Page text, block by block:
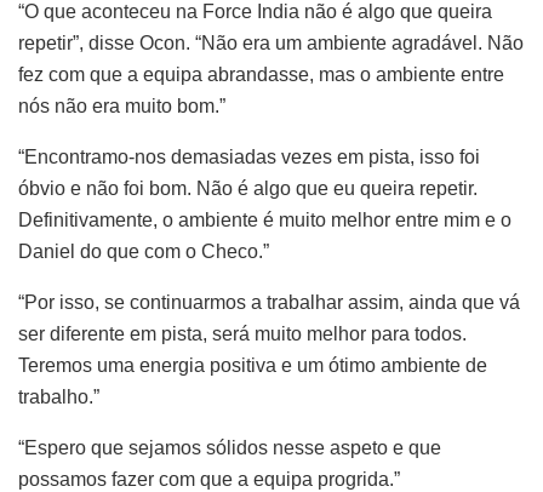
“O que aconteceu na Force India não é algo que queira
repetir”, disse Ocon. “Não era um ambiente agradável. Não
fez com que a equipa abrandasse, mas o ambiente entre
nós não era muito bom.”
“Encontramo-nos demasiadas vezes em pista, isso foi
óbvio e não foi bom. Não é algo que eu queira repetir.
Definitivamente, o ambiente é muito melhor entre mim e o
Daniel do que com o Checo.”
“Por isso, se continuarmos a trabalhar assim, ainda que vá
ser diferente em pista, será muito melhor para todos.
Teremos uma energia positiva e um ótimo ambiente de
trabalho.”
“Espero que sejamos sólidos nesse aspeto e que
possamos fazer com que a equipa progrida.”